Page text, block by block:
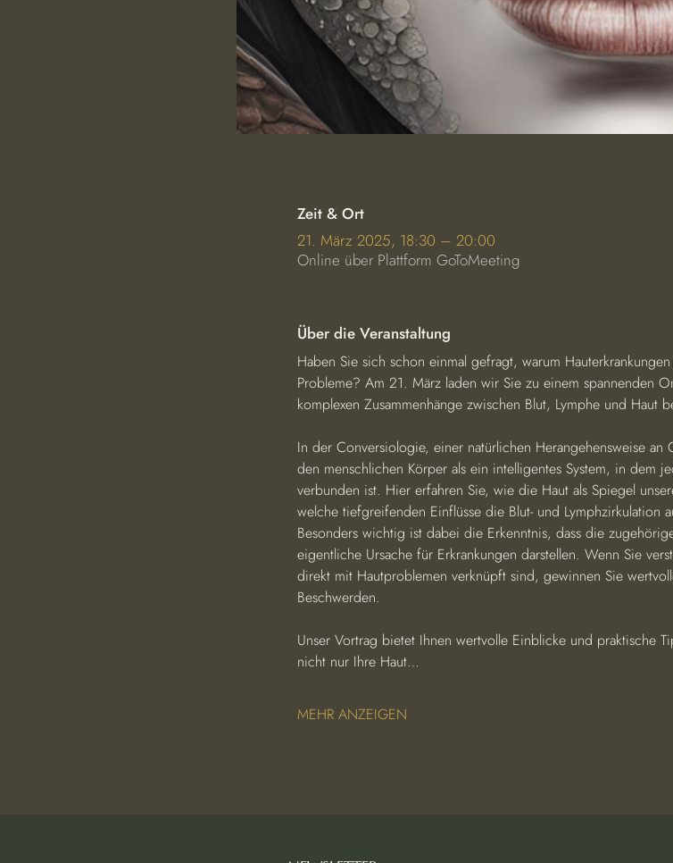
Zeit & Ort
21. März 2025, 18:30 – 20:00
Online über Plattform GoToMeeting
Über die Veranstaltung
Haben Sie sich schon einmal gefragt, warum
Probleme? Am 21. März laden wir Sie zu einem spannenden
komplexen Zusammenhänge zwischen Blut, Lymphe und Haut
In der Conversiologie, einer natürlichen Herangehensweise
den menschlichen Körper als ein intelligentes System, in dem
verbunden ist. Hier erfahren Sie, wie die Haut als Spiegel
welche tiefgreifenden Einflüsse die Blut- und Lymphzirkulation
Besonders wichtig ist dabei die Erkenntnis, dass die
eigentliche Ursache für Erkrankungen darstellen. Wenn Sie
direkt mit Hautproblemen verknüpft sind, gewinnen Sie
Beschwerden.
Unser Vortrag bietet Ihnen wertvolle Einblicke und praktische
nicht nur Ihre Haut…
MEHR ANZEIGEN